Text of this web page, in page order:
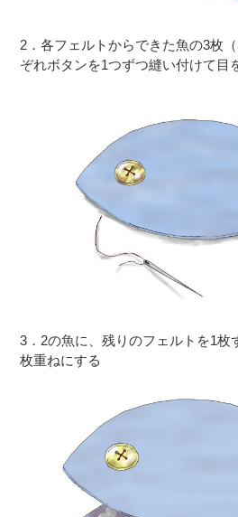
2．各フェルトからできた魚の3枚
ぞれボタンを1つずつ縫い付けて目
3．2の魚に、残りのフェルトを1枚
枚重ねにする